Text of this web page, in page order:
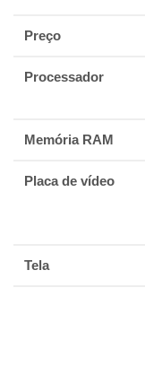
Preço
Processador
Memória RAM
Placa de vídeo
Tela